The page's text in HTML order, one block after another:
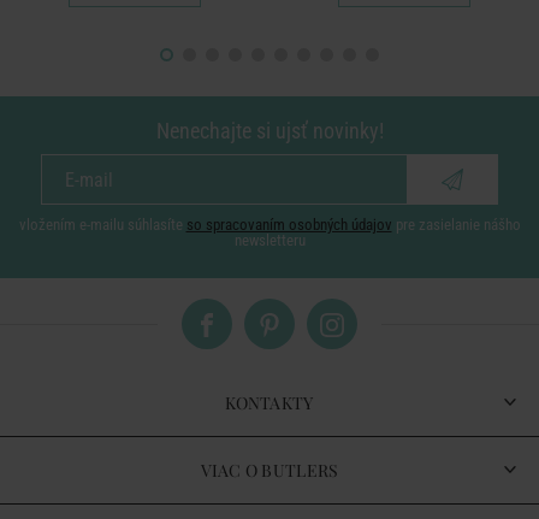
Nenechajte si ujsť novinky!
vložením e-mailu súhlasíte so spracovaním osobných údajov pre zasielanie nášho
newsletteru
KONTAKTY
VIAC O BUTLERS